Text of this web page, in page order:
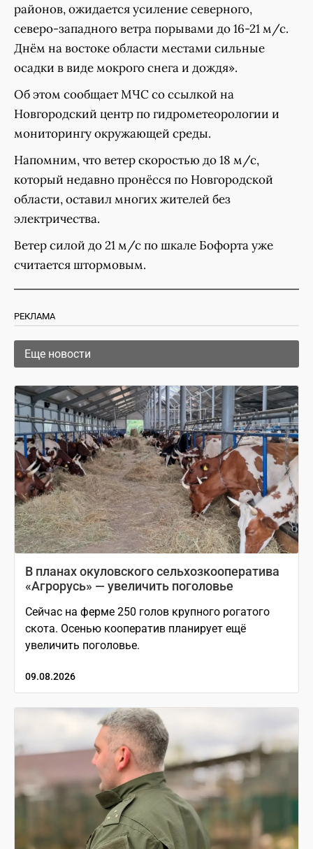
районов, ожидается усиление северного,
северо-западного ветра порывами до 16-21 м/с.
Днём на востоке области местами сильные
осадки в виде мокрого снега и дождя».
Об этом сообщает МЧС со ссылкой на
Новгородский центр по гидрометеорологии и
мониторингу окружающей среды.
Напомним, что ветер скоростью до 18 м/с,
который недавно пронёсся по Новгородской
области, оставил многих жителей без
электричества.
Ветер силой до 21 м/с по шкале Бофорта уже
считается штормовым.
РЕКЛАМА
Еще новости
В планах окуловского сельхозкооператива
«Агрорусь» — увеличить поголовье
Сейчас на ферме 250 голов крупного рогатого
скота. Осенью кооператив планирует ещё
увеличить поголовье.
09.08.2026